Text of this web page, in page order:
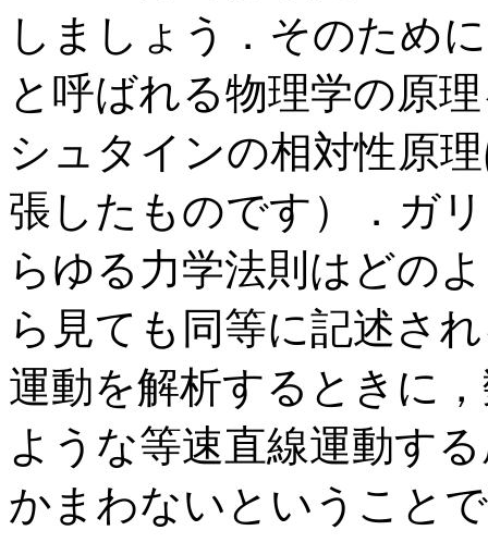
しましょう．そのため
と呼ばれる物理学の原
シュタインの相対性原
張したものです）．ガ
らゆる力学法則はどの
ら見ても同等に記述さ
運動を解析するときに
ような等速直線運動す
かまわないということ